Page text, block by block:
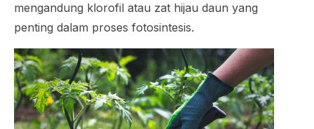
mengandung klorofil atau zat hijau daun yang
penting dalam proses fotosintesis.